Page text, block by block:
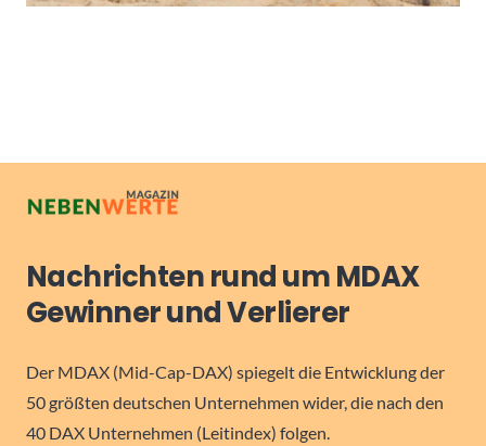
Nachrichten rund um MDAX
Gewinner und Verlierer
Der MDAX (Mid-Cap-DAX) spiegelt die Entwicklung der
50 größten deutschen Unternehmen wider, die nach den
40 DAX Unternehmen (Leitindex) folgen.